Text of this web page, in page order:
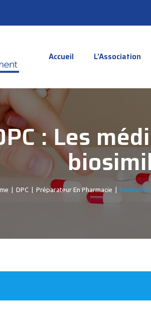
Accueil L’Association
: Les
DPC| Préparateur En Pharmacie Formation